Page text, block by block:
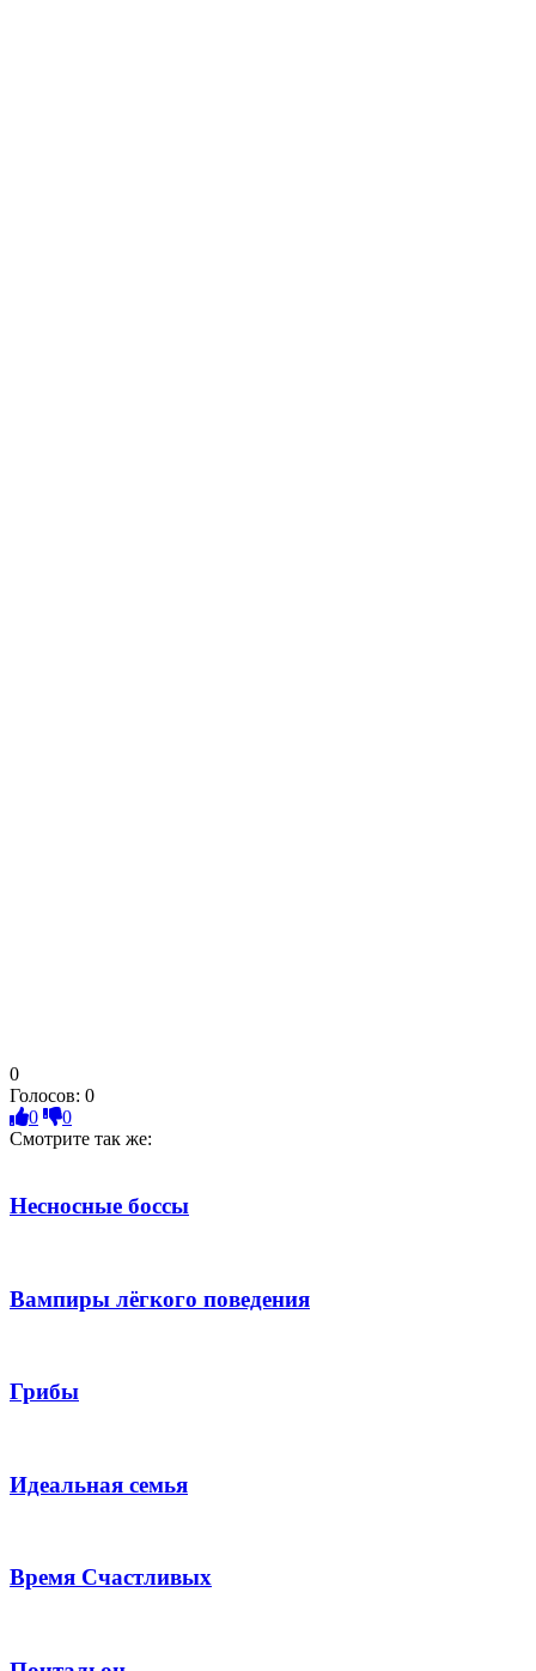
0
Голосов: 0
0
0
Смотрите так же:
Несносные боссы
Вампиры лёгкого поведения
Грибы
Идеальная семья
Время Счастливых